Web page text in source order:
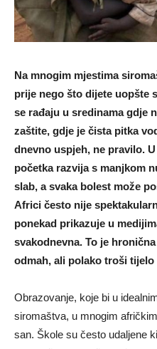
Na mnogim mjestima
prije nego što dijete uopšte
se rađaju u sredinama gdje
zaštite, gdje je čista pitka
dnevno uspjeh, ne pravilo.
početka razvija s manjkom
slab, a svaka bolest može
Africi često nije
ponekad prikazuje u
svakodnevna. To je
odmah, ali polako troši tijelo
Obrazovanje, koje bi u
siromaštva, u mnogim
san. Škole su često udaljene